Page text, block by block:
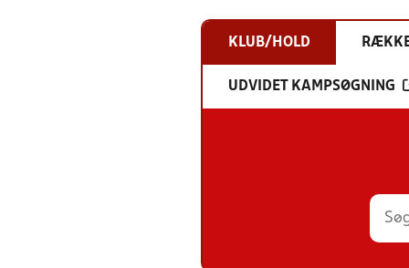
KLUB/HOLD
UDVIDET KAMPSØGNING